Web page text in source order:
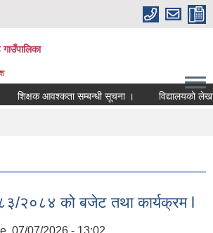
शिक्षक आवश्कता सम्बन्धी सूचना । विद्यालयको
२०८४ को बजेट तथा कार्यक्रम l